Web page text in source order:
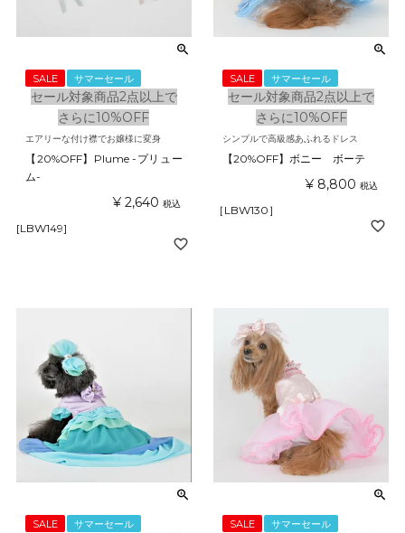
SALE サマーセール
セール対象商品2点以上で
さらに10%OFF
エアリーな付け襟でお嬢様に変身
【20%OFF】Plume -プリュー
ム-
¥ 2,640 税込
[LBW149]
SALE サマーセール
セール対象商品2点以上で
さらに10%OFF
シンプルで高級感あふれるドレス
【20%OFF】ボニー ボーテ
¥ 8,800 税込
［LBW130］
SALE サマーセール SALE サマーセール